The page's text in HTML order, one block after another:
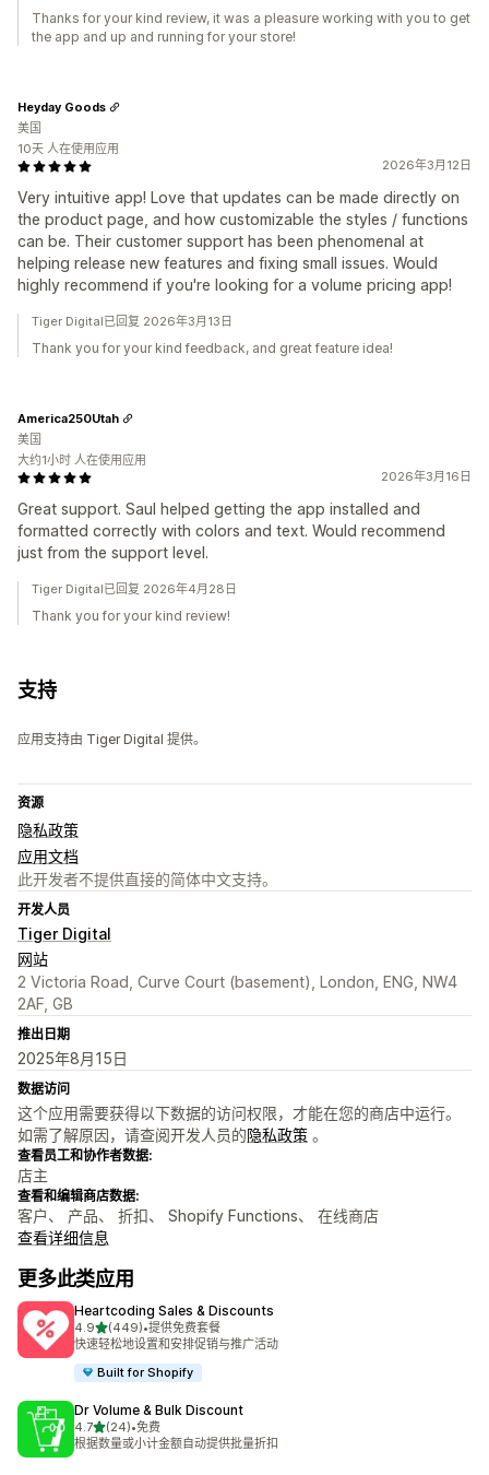
Thanks for your kind review, it was a pleasure working with you to get
the app and up and running for your store!
2026年3月12日
Very intuitive app! Love that updates can be made directly on
the product page, and how customizable the styles / functions
can be. Their customer support has been phenomenal at
helping release new features and fixing small issues. Would
highly recommend if you're looking for a volume pricing app!
Heyday Goods
美国
10天 人在使用应用
Tiger Digital已回复 2026年3月13日
Thank you for your kind feedback, and great feature idea!
2026年3月16日
Great support. Saul helped getting the app installed and
formatted correctly with colors and text. Would recommend
just from the support level.
America250Utah
美国
大约1小时 人在使用应用
Tiger Digital已回复 2026年4月28日
Thank you for your kind review!
支持
应用支持由 Tiger Digital 提供。
资源
隐私政策
应用文档
此开发者不提供直接的简体中文支持。
开发人员
Tiger Digital
网站
2 Victoria Road, Curve Court (basement), London, ENG, NW4
2AF, GB
推出日期
2025年8月15日
数据访问
这个应用需要获得以下数据的访问权限，才能在您的商店中运行。
如需了解原因，请查阅开发人员的隐私政策 。
查看员工和协作者数据:
店主
查看和编辑商店数据:
客户、 产品、 折扣、 Shopify Functions、 在线商店
查看详细信息
更多此类应用
Heartcoding Sales & Discounts
4.9星（满分 5 星）
(449)
总共 449 条评论
•提供免费套餐
快速轻松地设置和安排促销与推广活动
Built for Shopify
Dr Volume & Bulk Discount
4.7星（满分 5 星）
(24)
总共 24 条评论
•免费
根据数量或小计金额自动提供批量折扣